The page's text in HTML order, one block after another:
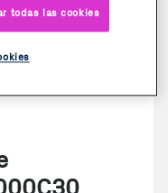
todas las cookies